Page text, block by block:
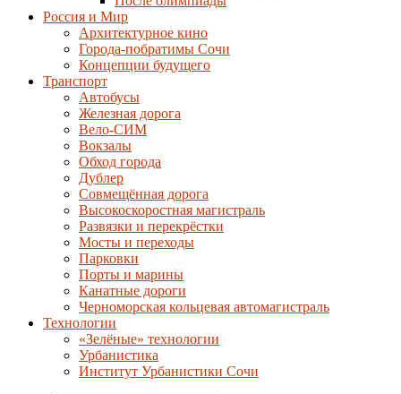
Россия и Мир
Архитектурное кино
Города-побратимы Сочи
Концепции будущего
Транспорт
Автобусы
Железная дорога
Вело-СИМ
Вокзалы
Обход города
Дублер
Совмещённая дорога
Высокоскоростная магистраль
Развязки и перекрёстки
Мосты и переходы
Парковки
Порты и марины
Канатные дороги
Черноморская кольцевая автомагистраль
Технологии
«Зелёные» технологии
Урбанистика
Институт Урбанистики Сочи